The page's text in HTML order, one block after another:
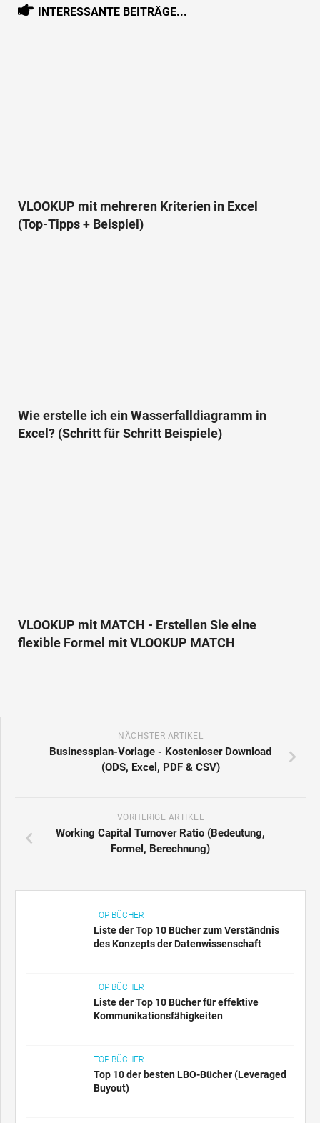
INTERESSANTE BEITRÄGE...
VLOOKUP mit mehreren Kriterien in Excel
(Top-Tipps + Beispiel)
Wie erstelle ich ein Wasserfalldiagramm in
Excel? (Schritt für Schritt Beispiele)
VLOOKUP mit MATCH - Erstellen Sie eine
flexible Formel mit VLOOKUP MATCH
NÄCHSTER ARTIKEL
Businessplan-Vorlage - Kostenloser Download
(ODS, Excel, PDF & CSV)
VORHERIGE ARTIKEL
Working Capital Turnover Ratio (Bedeutung,
Formel, Berechnung)
TOP BÜCHER
Liste der Top 10 Bücher zum Verständnis
des Konzepts der Datenwissenschaft
TOP BÜCHER
Liste der Top 10 Bücher für effektive
Kommunikationsfähigkeiten
TOP BÜCHER
Top 10 der besten LBO-Bücher (Leveraged
Buyout)